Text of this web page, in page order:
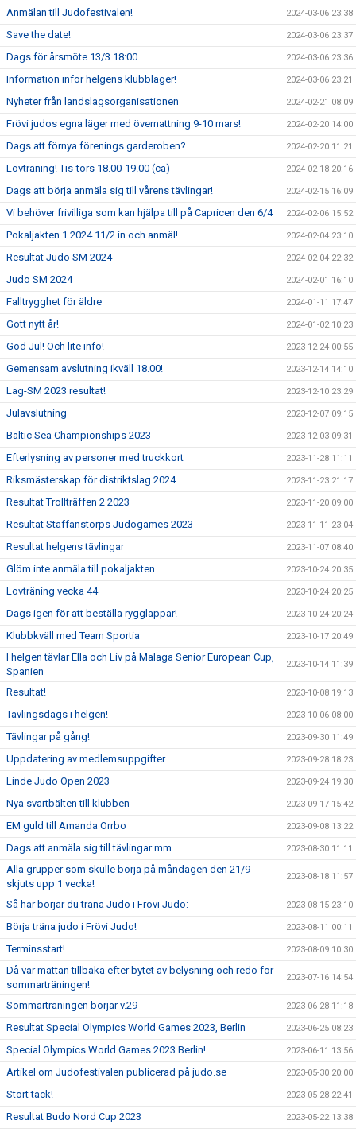
Anmälan till Judofestivalen! 2024-03-06 23:38
Save the date! 2024-03-06 23:37
Dags för årsmöte 13/3 18:00 2024-03-06 23:36
Information inför helgens klubbläger! 2024-03-06 23:21
Nyheter från landslagsorganisationen 2024-02-21 08:09
Frövi judos egna läger med övernattning 9-10 mars! 2024-02-20 14:00
Dags att förnya förenings garderoben? 2024-02-20 11:21
Lovträning! Tis-tors 18.00-19.00 (ca) 2024-02-18 20:16
Dags att börja anmäla sig till vårens tävlingar! 2024-02-15 16:09
Vi behöver frivilliga som kan hjälpa till på Capricen den 6/4 2024-02-06 15:52
Pokaljakten 1 2024 11/2 in och anmäl! 2024-02-04 23:10
Resultat Judo SM 2024 2024-02-04 22:32
Judo SM 2024 2024-02-01 16:10
Falltrygghet för äldre 2024-01-11 17:47
Gott nytt år! 2024-01-02 10:23
God Jul! Och lite info! 2023-12-24 00:55
Gemensam avslutning ikväll 18.00! 2023-12-14 14:10
Lag-SM 2023 resultat! 2023-12-10 23:29
Julavslutning 2023-12-07 09:15
Baltic Sea Championships 2023 2023-12-03 09:31
Efterlysning av personer med truckkort 2023-11-28 11:11
Riksmästerskap för distriktslag 2024 2023-11-23 21:17
Resultat Trollträffen 2 2023 2023-11-20 09:00
Resultat Staffanstorps Judogames 2023 2023-11-11 23:04
Resultat helgens tävlingar 2023-11-07 08:40
Glöm inte anmäla till pokaljakten 2023-10-24 20:35
Lovträning vecka 44 2023-10-24 20:25
Dags igen för att beställa rygglappar! 2023-10-24 20:24
Klubbkväll med Team Sportia 2023-10-17 20:49
I helgen tävlar Ella och Liv på Malaga Senior European Cup,
Spanien
2023-10-14 11:39
Resultat! 2023-10-08 19:13
Tävlingsdags i helgen! 2023-10-06 08:00
Tävlingar på gång! 2023-09-30 11:49
Uppdatering av medlemsuppgifter 2023-09-28 18:23
Linde Judo Open 2023 2023-09-24 19:30
Nya svartbälten till klubben 2023-09-17 15:42
EM guld till Amanda Orrbo 2023-09-08 13:22
Dags att anmäla sig till tävlingar mm.. 2023-08-30 11:11
Alla grupper som skulle börja på måndagen den 21/9
skjuts upp 1 vecka!
2023-08-18 11:57
Så här börjar du träna Judo i Frövi Judo: 2023-08-15 23:10
Börja träna judo i Frövi Judo! 2023-08-11 00:11
Terminsstart! 2023-08-09 10:30
Då var mattan tillbaka efter bytet av belysning och redo för
sommarträningen!
2023-07-16 14:54
Sommarträningen börjar v.29 2023-06-28 11:18
Resultat Special Olympics World Games 2023, Berlin 2023-06-25 08:23
Special Olympics World Games 2023 Berlin! 2023-06-11 13:56
Artikel om Judofestivalen publicerad på judo.se 2023-05-30 20:00
Stort tack! 2023-05-28 22:41
Resultat Budo Nord Cup 2023 2023-05-22 13:38